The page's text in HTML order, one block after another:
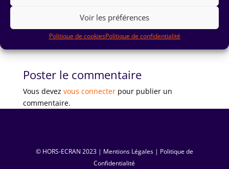
Voir les préférences
Politique de cookiesPolitique de confidentialité
Poster le commentaire
Vous devez vous connecterpour publier un
commentaire.
© HORS-ECRAN ‏ 2023| Mentions Légales| Politique de
Confidentialité